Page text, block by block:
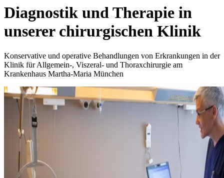
Diagnostik und Therapie in
unserer chirurgischen Klinik
Konservative und operative Behandlungen von Erkrankungen in der
Klinik für Allgemein-, Viszeral- und Thoraxchirurgie am
Krankenhaus Martha-Maria München